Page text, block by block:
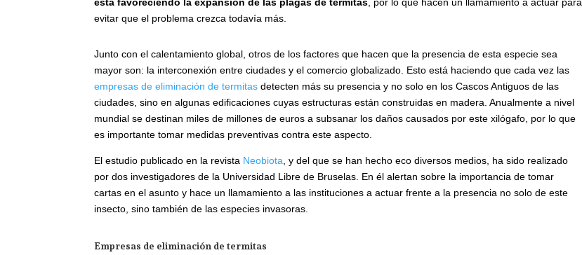
evitar que el problema crezca todavía más.
Junto con el calentamiento global, otros de los factores que hacen que la presencia de esta especie sea
mayor son: la interconexión entre ciudades y el comercio globalizado. Esto está haciendo que cada vez las
empresas de eliminación de termitas detecten más su presencia y no solo en los Cascos Antiguos de las
ciudades, sino en algunas edificaciones cuyas estructuras están construidas en madera. Anualmente a nivel
mundial se destinan miles de millones de euros a subsanar los daños causados por este xilógafo, por lo que
es importante tomar medidas preventivas contra este aspecto.
El estudio publicado en la revista Neobiota , y del que se han hecho eco diversos medios, ha sido realizado
por dos investigadores de la Universidad Libre de Bruselas. En él alertan sobre la importancia de tomar
cartas en el asunto y hace un llamamiento a las instituciones a actuar frente a la presencia no solo de este
insecto, sino también de las especies invasoras.
Empresas de eliminación de termitas